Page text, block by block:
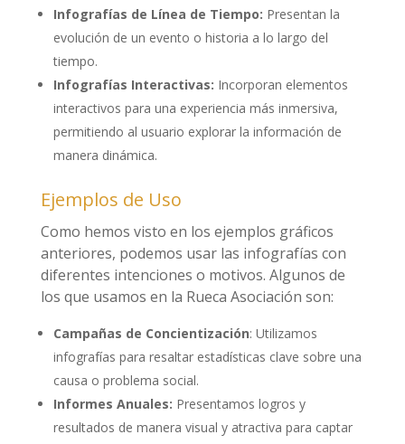
Infografías de Línea de Tiempo: Presentan la
evolución de un evento o historia a lo largo del
tiempo.
Infografías Interactivas: Incorporan elementos
interactivos para una experiencia más inmersiva,
permitiendo al usuario explorar la información de
manera dinámica.
Ejemplos de Uso
Como hemos visto en los ejemplos gráficos
anteriores, podemos usar las infografías con
diferentes intenciones o motivos. Algunos de
los que usamos en la Rueca Asociación son:
Campañas de Concientización: Utilizamos
infografías para resaltar estadísticas clave sobre una
causa o problema social.
Informes Anuales: Presentamos logros y
resultados de manera visual y atractiva para captar